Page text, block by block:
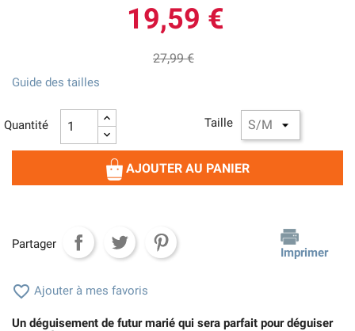
19,59 €
27,99 €
Taille
Guide des tailles
Quantité
AJOUTER AU PANIER
Partager
Imprimer
 Ajouter à mes favoris
Un déguisement de futur marié qui sera parfait pour déguiser